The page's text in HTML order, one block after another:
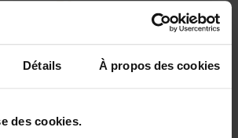
Détails À propos des cookies
des cookies.
€37,50